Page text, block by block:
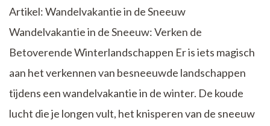
Artikel: Wandelvakantie in de Sneeuw
Wandelvakantie in de Sneeuw: Verken de
Betoverende Winterlandschappen Er is iets magisch
aan het verkennen van besneeuwde landschappen
tijdens een wandelvakantie in de winter. De koude
lucht die je longen vult, het knisperen van de sneeuw